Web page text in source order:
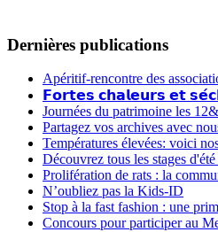
Dernières publications
Apéritif-rencontre des
𝗙𝗼𝗿𝘁𝗲𝘀 𝗰𝗵𝗮𝗹𝗲𝘂𝗿𝘀 𝗲𝘁
Journées du patrimoine les
Partagez vos archives avec
Températures élevées: voici
Découvrez tous les stages
Prolifération de rats : la
N’oubliez pas la Kids-ID
Stop à la fast fashion : une
Concours pour participer au